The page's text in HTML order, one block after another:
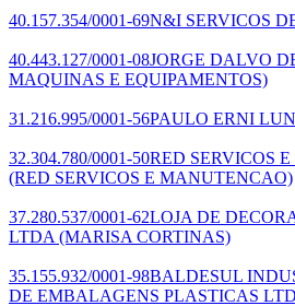
40.157.354/0001-69N&I SERVICOS
40.443.127/0001-08JORGE DALVO
MAQUINAS E EQUIPAMENTOS)
31.216.995/0001-56PAULO ERNI
32.304.780/0001-50RED SERVICOS
(RED SERVICOS E MANUTENCAO)
37.280.537/0001-62LOJA DE
LTDA (MARISA CORTINAS)
35.155.932/0001-98BALDESUL
DE EMBALAGENS PLASTICAS